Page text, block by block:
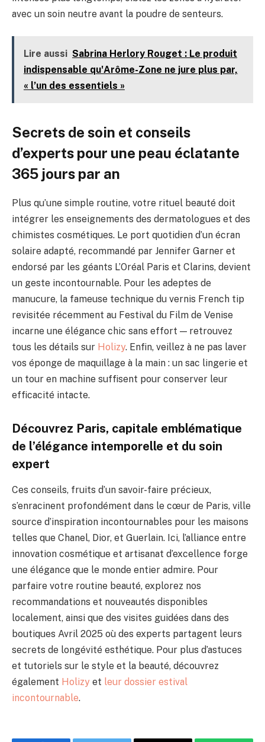
avec un soin neutre avant la poudre de senteurs.
Lire aussi Sabrina Herlory Rouget : Le produit
indispensable qu'Arôme-Zone ne jure plus par,
« l’un des essentiels »
Secrets de soin et conseils
d’experts pour une peau éclatante
365 jours par an
Plus qu’une simple routine, votre rituel beauté doit
intégrer les enseignements des dermatologues et des
chimistes cosmétiques. Le port quotidien d’un écran
solaire adapté, recommandé par Jennifer Garner et
endorsé par les géants L’Oréal Paris et Clarins, devient
un geste incontournable. Pour les adeptes de
manucure, la fameuse technique du vernis French tip
revisitée récemment au Festival du Film de Venise
incarne une élégance chic sans effort — retrouvez
tous les détails sur Holizy. Enfin, veillez à ne pas laver
vos éponge de maquillage à la main : un sac lingerie et
un tour en machine suffisent pour conserver leur
efficacité intacte.
Découvrez Paris, capitale emblématique
de l’élégance intemporelle et du soin
expert
Ces conseils, fruits d’un savoir-faire précieux,
s’enracinent profondément dans le cœur de Paris, ville
source d’inspiration incontournables pour les maisons
telles que Chanel, Dior, et Guerlain. Ici, l’alliance entre
innovation cosmétique et artisanat d’excellence forge
une élégance que le monde entier admire. Pour
parfaire votre routine beauté, explorez nos
recommandations et nouveautés disponibles
localement, ainsi que des visites guidées dans des
boutiques Avril 2025 où des experts partagent leurs
secrets de longévité esthétique. Pour plus d’astuces
et tutoriels sur le style et la beauté, découvrez
également Holizy et leur dossier estival
incontournable.